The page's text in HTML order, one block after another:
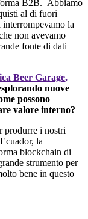
B2B. Abbiamo
al di fuori
interrompevamo la
non avevamo
fonte di dati
Beer Garage,
nuove
possono
valore interno?
produrre i nostri
la
blockchain di
strumento per
bene in questo